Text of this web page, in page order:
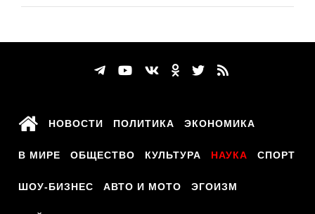
НОВОСТИ ПОЛИТИКА ЭКОНОМИКА
В МИРЕ ОБЩЕСТВО КУЛЬТУРА НАУКА СПОРТ
ШОУ-БИЗНЕС АВТО И МОТО ЭГОИЗМ